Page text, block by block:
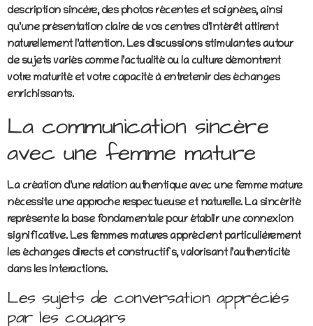
description sincère, des photos récentes et soignées, ainsi
qu’une présentation claire de vos centres d’intérêt attirent
naturellement l’attention. Les discussions stimulantes autour
de sujets variés comme l’actualité ou la culture démontrent
votre maturité et votre capacité à entretenir des échanges
enrichissants.
La communication sincère
avec une femme mature
La création d’une relation authentique avec une femme mature
nécessite une approche respectueuse et naturelle. La sincérité
représente la base fondamentale pour établir une connexion
significative. Les femmes matures apprécient particulièrement
les échanges directs et constructifs, valorisant l’authenticité
dans les interactions.
Les sujets de conversation appréciés
par les cougars